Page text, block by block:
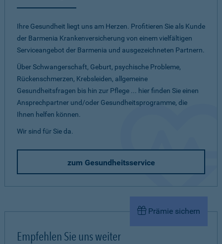
Ihre Gesundheit liegt uns am Herzen. Profitieren Sie als Kunde
der Barmenia Krankenversicherung von einem vielfältigen
Serviceangebot der Barmenia und ausgezeichneten Partnern.
Über Schwangerschaft, Geburt, psychische Probleme,
Rückenschmerzen, Krebsleiden, allgemeine
Gesundheitsfragen bis hin zur Pflege ... hier finden Sie einen
Ansprechpartner und/oder Gesundheitsprogramme, die
Ihnen helfen können.
Wir sind für Sie da.
zum Gesundheitsservice
Prämie sichern
Empfehlen Sie uns weiter